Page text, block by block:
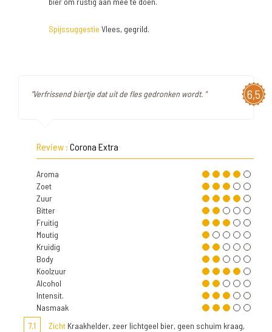
Spijssuggestie Vlees, gegrild.
6,5
"Verfrissend biertje dat uit de fles gedronken wordt. "
Review : Corona Extra
Aroma
Zoet
Zuur
Bitter
Fruitig
Moutig
Kruidig
Body
Koolzuur
Alcohol
Intensit.
Nasmaak
7,1
Zicht Kraakhelder, zeer lichtgeel bier, geen schuim kraag,